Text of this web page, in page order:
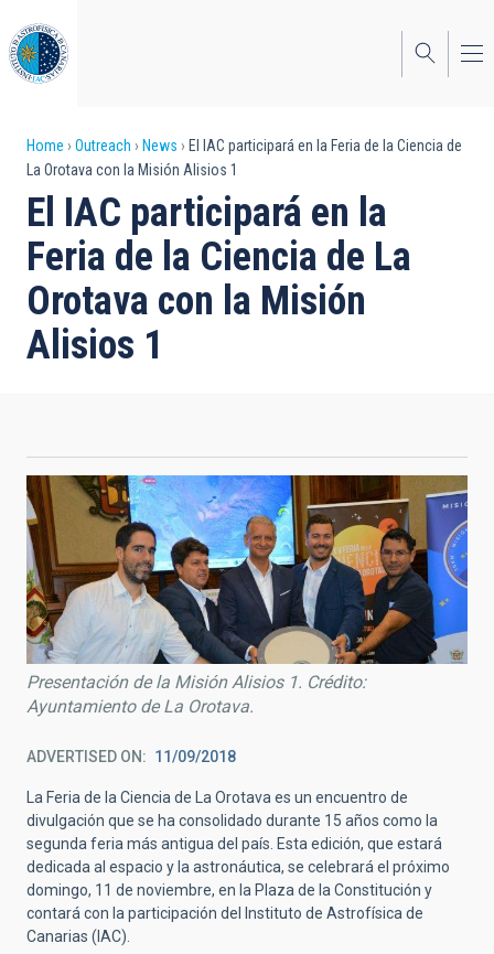
to
main
content
Breadcrumb
Home Outreach News
El IAC participará en la Feria de la Ciencia de
La Orotava con la Misión Alisios 1
El IAC participará en la
Feria de la Ciencia de La
Orotava con la Misión
Alisios 1
Presentación de la Misión Alisios 1. Crédito:
Ayuntamiento de La Orotava.
ADVERTISED ON 11/09/2018
La Feria de la Ciencia de La Orotava es un encuentro de
divulgación que se ha consolidado durante 15 años como la
segunda feria más antigua del país. Esta edición, que estará
dedicada al espacio y la astronáutica, se celebrará el próximo
domingo, 11 de noviembre, en la Plaza de la Constitución y
contará con la participación del Instituto de Astrofísica de
Canarias (IAC).